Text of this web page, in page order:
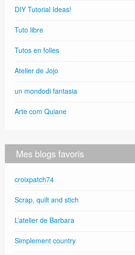
DIY Tutorial Ideas!
Tuto libre
Tutos en folies
Atelier de Jojo
un mondodi fantasia
Arte com Quiane
Mes blogs favoris
croixpatch74
Scrap, quilt and stich
L’atelier de Barbara
Simplement country